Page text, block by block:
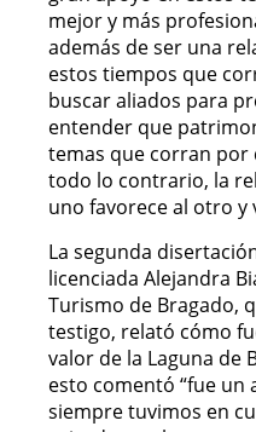
mejor y más
además de ser una
estos tiempos que
buscar aliados para
entender que
temas que corran por
todo lo contrario, la
uno favorece al otro y
La segunda
licenciada Alejandra
Turismo de Bragado,
testigo, relató cómo
valor de la Laguna de
esto comentó “fue
siempre tuvimos en